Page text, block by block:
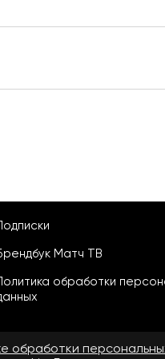
Матч ТВ
обработки
обработки